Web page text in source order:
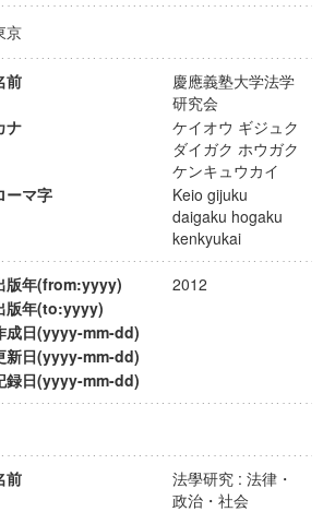
京
前
慶應義塾大学法学
研究会
ナ
ケイオウ ギジュク
ダイガク ホウガク
ケンキュウカイ
ーマ字
Keio gijuku
daigaku hogaku
kenkyukai
版年(from:yyyy)
2012
版年(to:yyyy)
成日(yyyy-mm-dd)
新日(yyyy-mm-dd)
録日(yyyy-mm-dd)
前
法學研究 : 法律・
政治・社会